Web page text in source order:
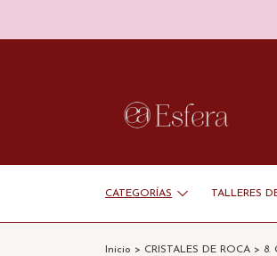
CATEGORÍAS TALLERES
Inicio > CRISTALES DE ROCA > 8.